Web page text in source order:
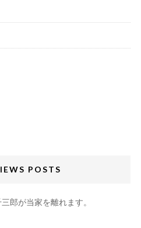
POSTS
郎が当家を離れます。